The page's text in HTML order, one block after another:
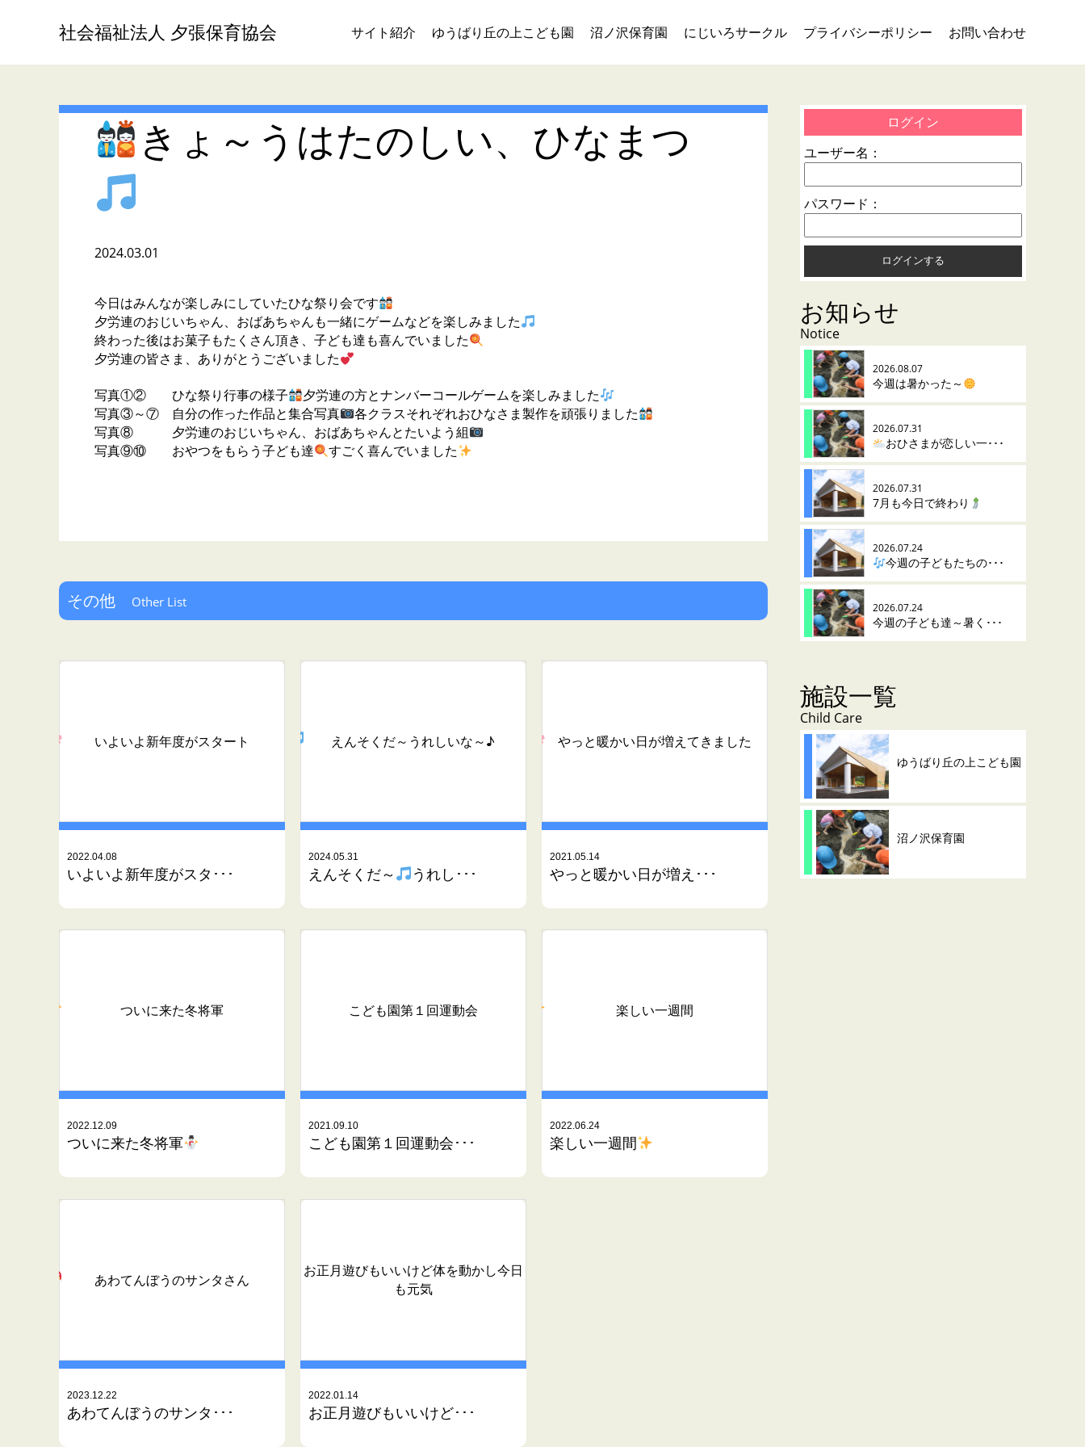
社会福祉法人 夕張保育協会 サイト紹介 ゆうばり丘の上こども園 沼ノ沢保育園 にじいろサークル プライバシーポリシー お問い合わせ
きょ～うはたのしい、ひなまつ
2024.03.01
今日はみんなが楽しみにしていたひな祭り会です
夕労連のおじいちゃん、おばあちゃんも一緒にゲームなどを楽しみました
終わった後はお菓子もたくさん頂き、子ども達も喜んでいました
夕労連の皆さま、ありがとうございました
写真①② ひな祭り行事の様子
夕労連の方とナンバーコールゲームを楽しみました
写真③～⑦ 自分の作った作品と集合写真
各クラスそれぞれおひなさま製作を頑張りました
写真⑧ 夕労連のおじいちゃん、おばあちゃんとたいよう組
写真⑨⑩ おやつをもらう子ども達
すごく喜んでいました
その他 Other List
いよいよ新年度がスタート
2022.04.08
いよいよ新年度がスタ･･･
えんそくだ～ うれしいな～♪
2024.05.31
えんそくだ～ うれし･･･
やっと暖かい日が増えてきました
2021.05.14
やっと暖かい日が増え･･･
ついに来た冬将軍
2022.12.09
ついに来た冬将軍
こども園第１回運動会
2021.09.10
こども園第１回運動会･･･
楽しい一週間
2022.06.24
楽しい一週間
あわてんぼうのサンタさん
2023.12.22
あわてんぼうのサンタ･･･
お正月遊びもいいけど体を動かし今日
も元気
2022.01.14
お正月遊びもいいけど･･･
ログイン
ユーザー名：
パスワード：
お知らせ
Notice
2026.08.07
今週は暑かった～
2026.07.31
おひさまが恋しい一･･･
2026.07.31
7月も今日で終わり
2026.07.24
今週の子どもたちの･･･
2026.07.24
今週の子ども達～暑く･･･
施設一覧
Child Care
ゆうばり丘の上こども園
沼ノ沢保育園